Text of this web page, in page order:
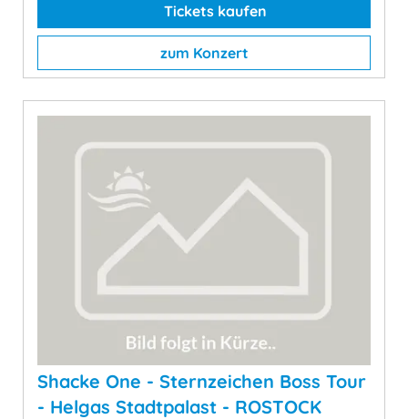
Tickets kaufen
zum Konzert
Shacke One - Sternzeichen Boss Tour
- Helgas Stadtpalast - ROSTOCK